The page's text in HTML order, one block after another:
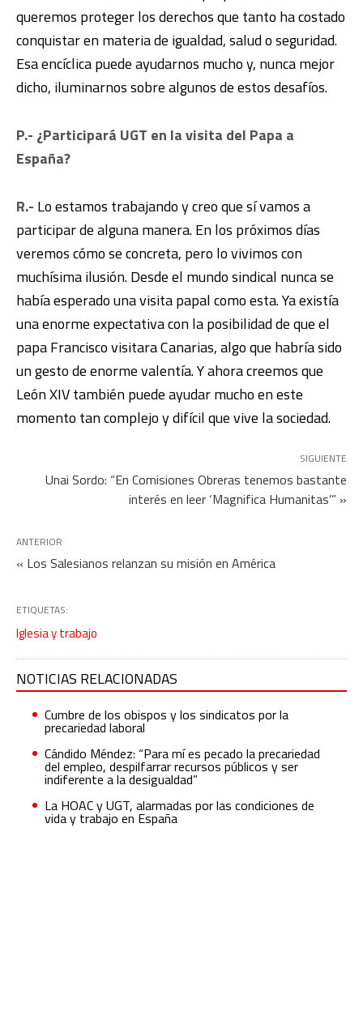
queremos proteger los derechos que tanto ha costado
conquistar en materia de igualdad, salud o seguridad.
Esa encíclica puede ayudarnos mucho y, nunca mejor
dicho, iluminarnos sobre algunos de estos desafíos.
P.- ¿Participará UGT en la visita del Papa a
España?
R.- Lo estamos trabajando y creo que sí vamos a
participar de alguna manera. En los próximos días
veremos cómo se concreta, pero lo vivimos con
muchísima ilusión. Desde el mundo sindical nunca se
había esperado una visita papal como esta. Ya existía
una enorme expectativa con la posibilidad de que el
papa Francisco visitara Canarias, algo que habría sido
un gesto de enorme valentía. Y ahora creemos que
León XIV también puede ayudar mucho en este
momento tan complejo y difícil que vive la sociedad.
SIGUIENTE
Unai Sordo: “En Comisiones Obreras tenemos bastante
interés en leer ‘Magnifica Humanitas’” »
ANTERIOR
« Los Salesianos relanzan su misión en América
ETIQUETAS:
Iglesia y trabajo
NOTICIAS RELACIONADAS
Cumbre de los obispos y los sindicatos por la
precariedad laboral
Cándido Méndez: “Para mí es pecado la precariedad
del empleo, despilfarrar recursos públicos y ser
indiferente a la desigualdad”
La HOAC y UGT, alarmadas por las condiciones de
vida y trabajo en España